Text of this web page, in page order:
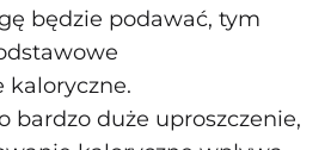
będzie podawać, tym
kaloryczne.
bardzo duże uproszczenie,